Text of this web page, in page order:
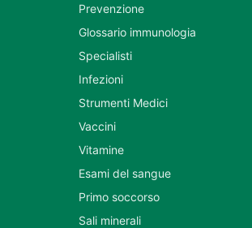
Prevenzione
Glossario immunologia
Specialisti
Infezioni
Strumenti Medici
Vaccini
Vitamine
Esami del sangue
Primo soccorso
Sali minerali